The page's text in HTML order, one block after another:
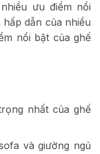
ưu điểm nổi
dẫn của nhiều
nổi bật của ghế
nhất của ghế
và giường ngủ